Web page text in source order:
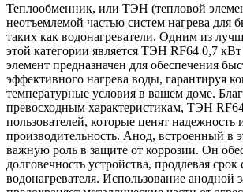
Теплообменник, или ТЭН (тепловой
неотъемлемой частью систем нагрева для
таких как водонагреватели. Одним из
этой категории является ТЭН RF64 0,7
элемент предназначен для обеспечения
эффективного нагрева воды, гарантируя
температурные условия в вашем доме.
превосходным характеристикам, ТЭН
пользователей, которые ценят
производительность. Анод, встроенный в
важную роль в защите от коррозии. Он
долговечность устройства, продлевая
водонагревателя. Использование анодной